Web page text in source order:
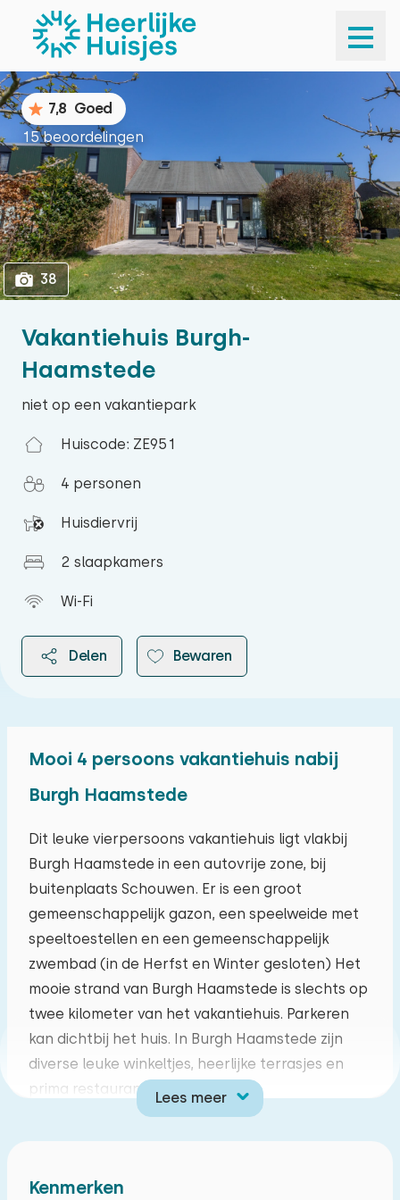
1
Vakantiehuis Burgh-
Haamstede
niet op een vakantiepark
Huiscode: ZE951
4 personen
Huisdiervrij
2 slaapkamers
Wi-Fi
Delen Bewaren
7,8 Goed
15 beoordelingen
38
Mooi 4 persoons vakantiehuis nabij
Burgh Haamstede
Dit leuke vierpersoons vakantiehuis ligt vlakbij
Burgh Haamstede in een autovrije zone, bij
buitenplaats Schouwen. Er is een groot
gemeenschappelijk gazon, een speelweide met
speeltoestellen en een gemeenschappelijk
zwembad (in de Herfst en Winter gesloten) Het
mooie strand van Burgh Haamstede is slechts op
twee kilometer van het vakantiehuis. Parkeren
kan dichtbij het huis. In Burgh Haamstede zijn
diverse leuke winkeltjes, heerlijke terrasjes en
prima restaurants te vinden.
met zithoek en TV heeft uitzicht op de tuin welke
Lees meer
augustus 2026
ma di wo do vr za
27 28 29 30 31 01 02
03 04 05 06 07 08 09
10 11 12 13 14 15 16
17 18 19 20 21 22 23
Kenmerken